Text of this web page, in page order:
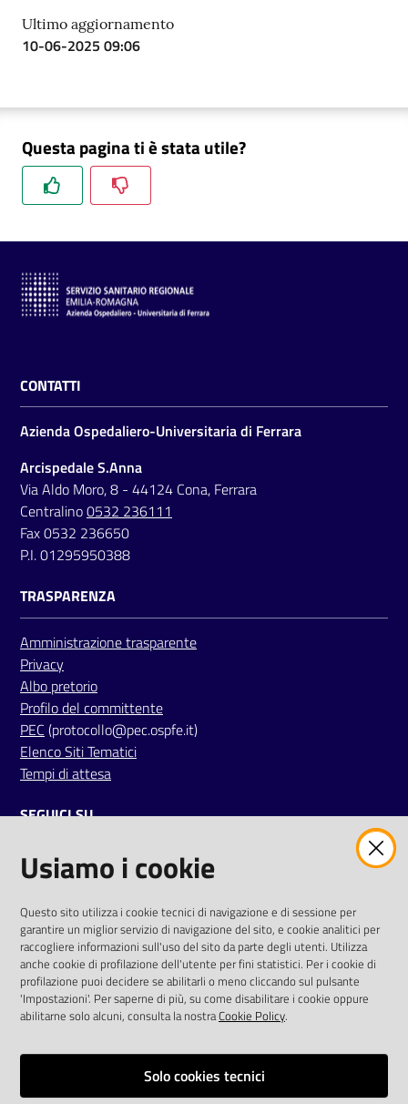
Ultimo aggiornamento
10-06-2025 09:06
Questa pagina ti è stata utile?
CONTATTI
Azienda Ospedaliero-Universitaria di Ferrara
Arcispedale S.Anna
Via Aldo Moro, 8 - 44124 Cona, Ferrara
Centralino0532 236111
Fax 0532 236650
P.I. 01295950388
TRASPARENZA
Amministrazione trasparente
Privacy
Albo pretorio
Profilo del committente
PEC (protocollo@pec.ospfe.it)
Elenco Siti Tematici
Tempi di attesa
SEGUICI SU
twitterfacebookyoutube
AREA DIPENDENTI
Posta Elettronica Aziendale
Cloud aziendale(manuale di istruzioni)
Portale del Dipendente
Sito intranet
Usiamo i cookie
Questo sito utilizza i cookie tecnici di navigazione e di sessione per
garantire un miglior servizio di navigazione del sito, e cookie analitici per
raccogliere informazioni sull'uso del sito da parte degli utenti. Utilizza
anche cookie di profilazione dell'utente per fini statistici. Per i cookie di
profilazione puoi decidere se abilitarli o meno cliccando sul pulsante
'Impostazioni'. Per saperne di più, su come disabilitare i cookie oppure
abilitarne solo alcuni, consulta la nostraCookie Policy.
Solo cookies tecnici